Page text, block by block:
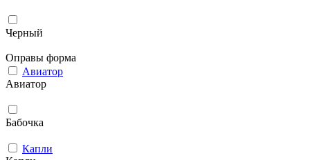
Черный
Оправы форма
Авиатор
Авиатор
Бабочка
Капли